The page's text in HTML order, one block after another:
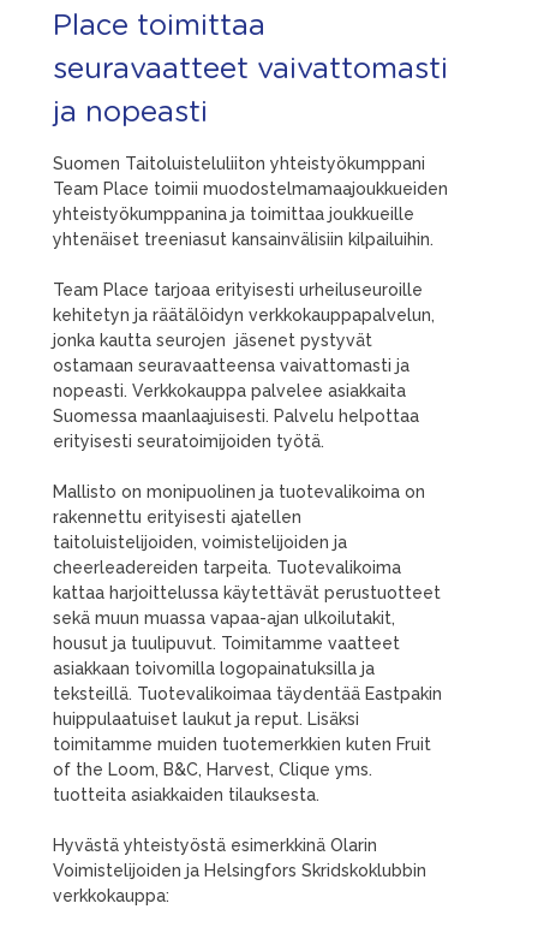
Place toimittaa
seuravaatteet vaivattomasti
ja nopeasti
Suomen Taitoluisteluliiton yhteistyökumppani
Team Place toimii muodostelmamaajoukkueiden
yhteistyökumppanina ja toimittaa joukkueille
yhtenäiset treeniasut kansainvälisiin kilpailuihin.
Team Place tarjoaa erityisesti urheiluseuroille
kehitetyn ja räätälöidyn verkkokauppapalvelun,
jonka kautta seurojen jäsenet pystyvät
ostamaan seuravaatteensa vaivattomasti ja
nopeasti. Verkkokauppa palvelee asiakkaita
Suomessa maanlaajuisesti. Palvelu helpottaa
erityisesti seuratoimijoiden työtä.
Mallisto on monipuolinen ja tuotevalikoima on
rakennettu erityisesti ajatellen
taitoluistelijoiden, voimistelijoiden ja
cheerleadereiden tarpeita. Tuotevalikoima
kattaa harjoittelussa käytettävät perustuotteet
sekä muun muassa vapaa-ajan ulkoilutakit,
housut ja tuulipuvut. Toimitamme vaatteet
asiakkaan toivomilla logopainatuksilla ja
teksteillä. Tuotevalikoimaa täydentää Eastpakin
huippulaatuiset laukut ja reput. Lisäksi
toimitamme muiden tuotemerkkien kuten Fruit
of the Loom, B&C, Harvest, Clique yms.
tuotteita asiakkaiden tilauksesta.
Hyvästä yhteistyöstä esimerkkinä Olarin
Voimistelijoiden ja Helsingfors Skridskoklubbin
verkkokauppa: